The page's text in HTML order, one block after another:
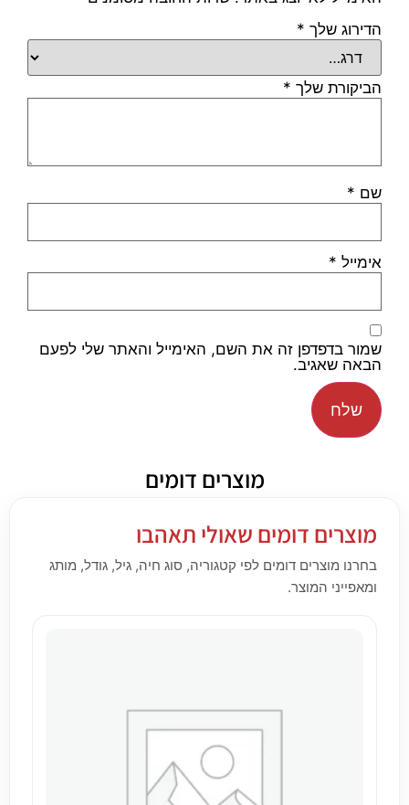
הדירוג שלך *
הביקורת שלך *
שם *
אימייל *
שמור בדפדפן זה את השם, האימייל והאתר שלי לפעם
הבאה שאגיב.
מוצרים דומים
מוצרים דומים שאולי תאהבו
בחרנו מוצרים דומים לפי קטגוריה, סוג חיה, גיל, גודל, מותג
ומאפייני המוצר.